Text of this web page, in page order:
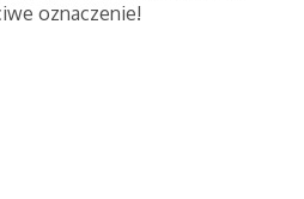
oznaczenie!